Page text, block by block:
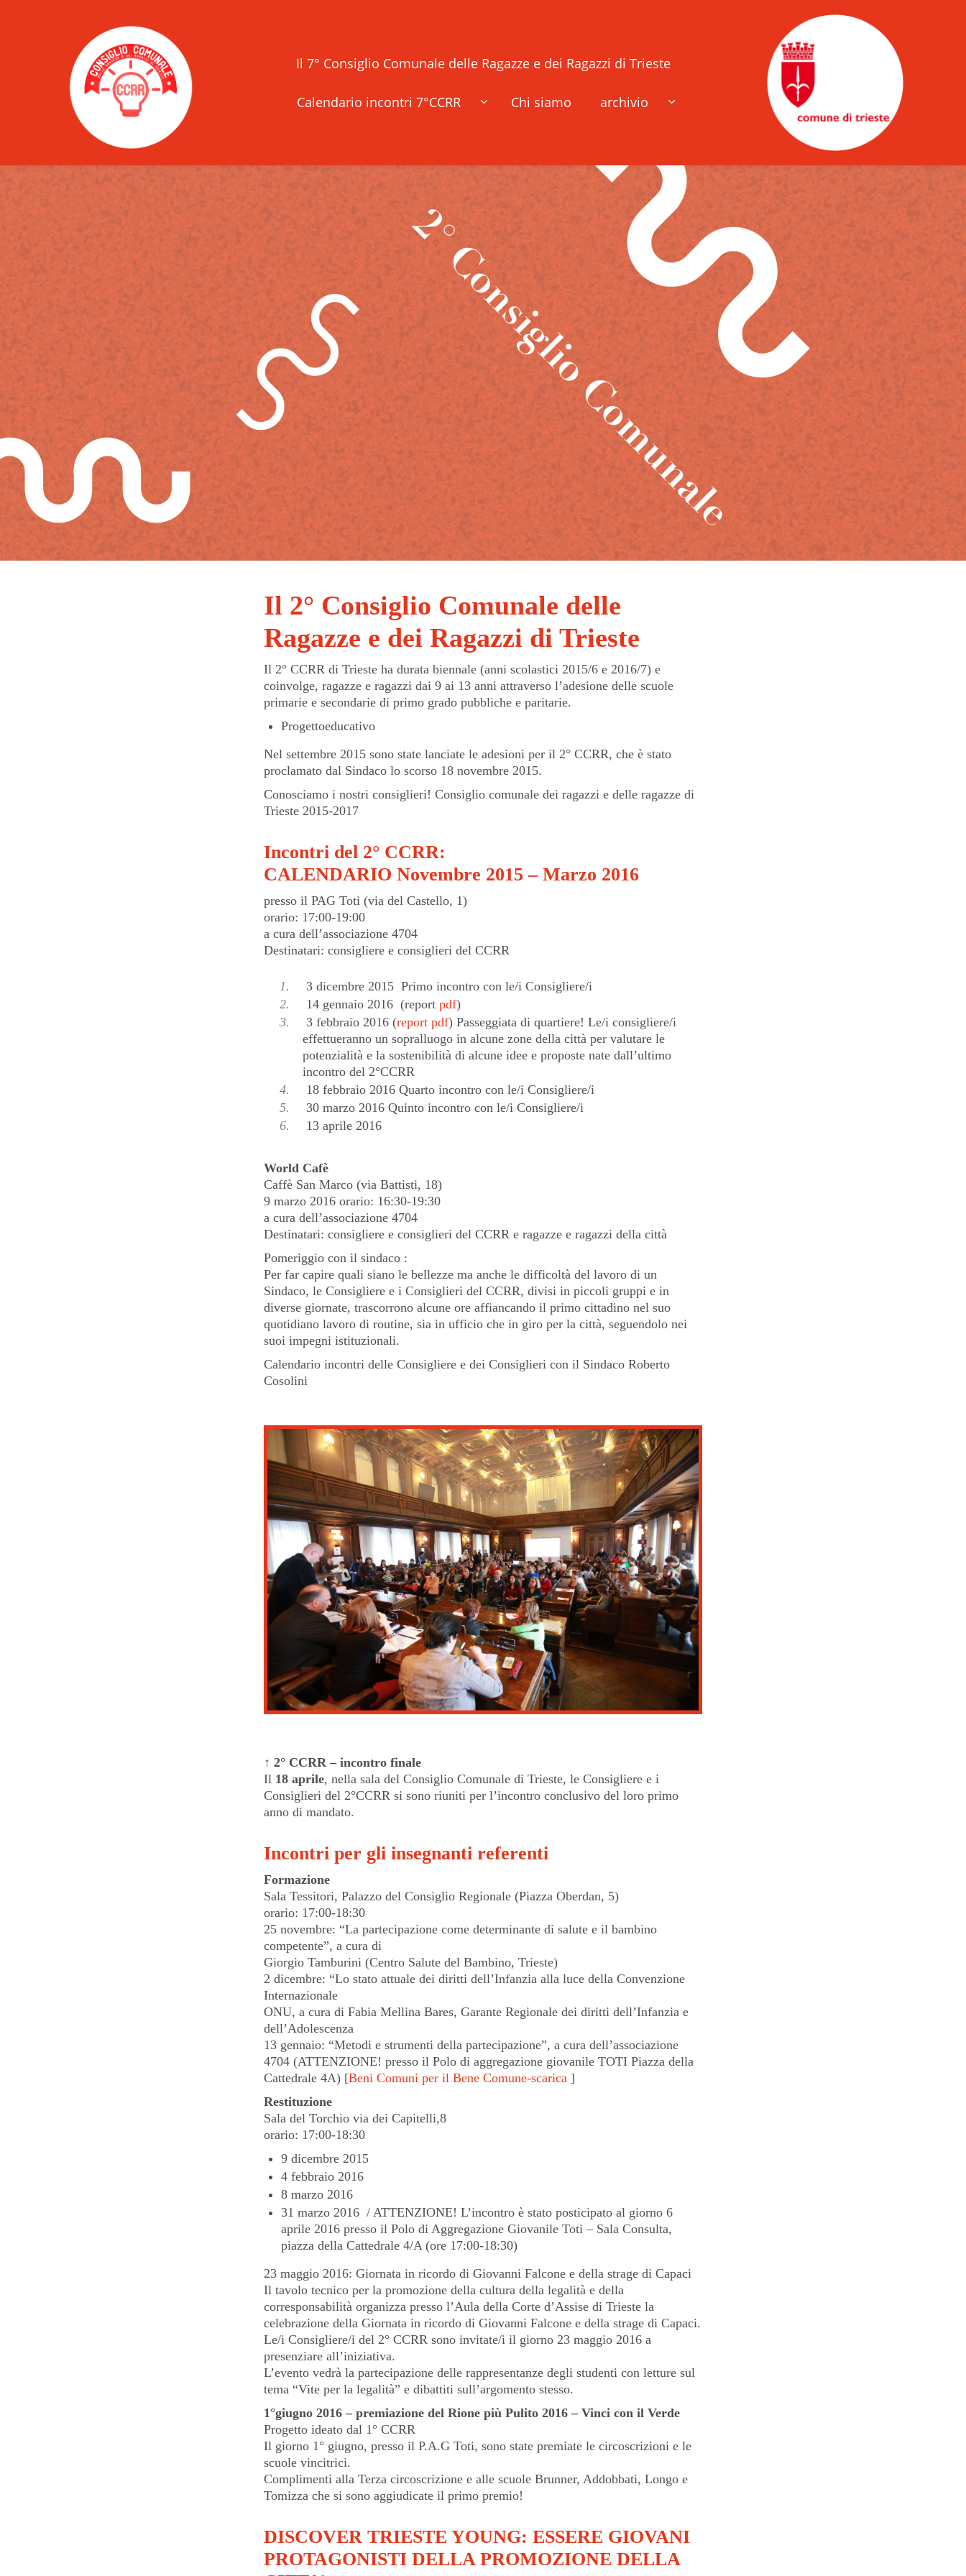
Il 7° Consiglio Comunale delle Ragazze e dei Ragazzi di Trieste
Calendario incontri 7°CCRR Chi siamo archivio
Il 2° Consiglio Comunale delle
Ragazze e dei Ragazzi di Trieste
Il 2° CCRR di Trieste ha durata biennale (anni scolastici 2015/6 e 2016/7) e
coinvolge, ragazze e ragazzi dai 9 ai 13 anni attraverso l’adesione delle scuole
primarie e secondarie di primo grado pubbliche e paritarie.
Progettoeducativo
Nel settembre 2015 sono state lanciate le adesioni per il 2° CCRR, che è stato
proclamato dal Sindaco lo scorso 18 novembre 2015.
Conosciamo i nostri consiglieri! Consiglio comunale dei ragazzi e delle ragazze di
Trieste 2015-2017
Incontri del 2° CCRR:
CALENDARIO Novembre 2015 – Marzo 2016
presso il PAG Toti (via del Castello, 1)
orario: 17:00-19:00
a cura dell’associazione 4704
Destinatari: consigliere e consiglieri del CCRR
3 dicembre 2015 Primo incontro con le/i Consigliere/i
14 gennaio 2016 (report pdf)
3 febbraio 2016 (report pdf) Passeggiata di quartiere! Le/i consigliere/i
effettueranno un sopralluogo in alcune zone della città per valutare le
potenzialità e la sostenibilità di alcune idee e proposte nate dall’ultimo
incontro del 2°CCRR
18 febbraio 2016 Quarto incontro con le/i Consigliere/i
30 marzo 2016 Quinto incontro con le/i Consigliere/i
13 aprile 2016
World Cafè
Caffè San Marco (via Battisti, 18)
9 marzo 2016 orario: 16:30-19:30
a cura dell’associazione 4704
Destinatari: consigliere e consiglieri del CCRR e ragazze e ragazzi della città
Pomeriggio con il sindaco :
Per far capire quali siano le bellezze ma anche le difficoltà del lavoro di un
Sindaco, le Consigliere e i Consiglieri del CCRR, divisi in piccoli gruppi e in
diverse giornate, trascorrono alcune ore affiancando il primo cittadino nel suo
quotidiano lavoro di routine, sia in ufficio che in giro per la città, seguendolo nei
suoi impegni istituzionali.
Calendario incontri delle Consigliere e dei Consiglieri con il Sindaco Roberto
Cosolini
↑ 2° CCRR – incontro finale
Il 18 aprile, nella sala del Consiglio Comunale di Trieste, le Consigliere e i
Consiglieri del 2°CCRR si sono riuniti per l’incontro conclusivo del loro primo
anno di mandato.
Incontri per gli insegnanti referenti
Formazione
Sala Tessitori, Palazzo del Consiglio Regionale (Piazza Oberdan, 5)
orario: 17:00-18:30
25 novembre: “La partecipazione come determinante di salute e il bambino
competente”, a cura di
Giorgio Tamburini (Centro Salute del Bambino, Trieste)
2 dicembre: “Lo stato attuale dei diritti dell’Infanzia alla luce della Convenzione
Internazionale
ONU, a cura di Fabia Mellina Bares, Garante Regionale dei diritti dell’Infanzia e
dell’Adolescenza
13 gennaio: “Metodi e strumenti della partecipazione”, a cura dell’associazione
4704 (ATTENZIONE! presso il Polo di aggregazione giovanile TOTI Piazza della
Cattedrale 4A) [Beni Comuni per il Bene Comune-scarica ]
Restituzione
Sala del Torchio via dei Capitelli,8
orario: 17:00-18:30
9 dicembre 2015
4 febbraio 2016
8 marzo 2016
31 marzo 2016 / ATTENZIONE! L’incontro è stato posticipato al giorno 6
aprile 2016 presso il Polo di Aggregazione Giovanile Toti – Sala Consulta,
piazza della Cattedrale 4/A (ore 17:00-18:30)
23 maggio 2016: Giornata in ricordo di Giovanni Falcone e della strage di Capaci
Il tavolo tecnico per la promozione della cultura della legalità e della
corresponsabilità organizza presso l’Aula della Corte d’Assise di Trieste la
celebrazione della Giornata in ricordo di Giovanni Falcone e della strage di Capaci.
Le/i Consigliere/i del 2° CCRR sono invitate/i il giorno 23 maggio 2016 a
presenziare all’iniziativa.
L’evento vedrà la partecipazione delle rappresentanze degli studenti con letture sul
tema “Vite per la legalità” e dibattiti sull’argomento stesso.
1°giugno 2016 – premiazione del Rione più Pulito 2016 – Vinci con il Verde
Progetto ideato dal 1° CCRR
Il giorno 1° giugno, presso il P.A.G Toti, sono state premiate le circoscrizioni e le
scuole vincitrici.
Complimenti alla Terza circoscrizione e alle scuole Brunner, Addobbati, Longo e
Tomizza che si sono aggiudicate il primo premio!
DISCOVER TRIESTE YOUNG: ESSERE GIOVANI
PROTAGONISTI DELLA PROMOZIONE DELLA